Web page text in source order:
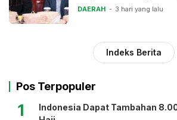
DAERAH 3 hari yang lalu
Indeks Berita
Pos Terpopuler
1
Indonesia Dapat Tambahan